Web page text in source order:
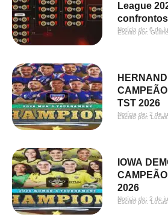
League
Notícia de: 6 de
Escrito por:
TST 2026
Notícia de: 2 de
Escrito por:
IOWA
2026
Notícia de: 2 de
Escrito por: